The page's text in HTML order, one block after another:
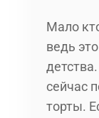
Мало
ведь
сейчас
торты.